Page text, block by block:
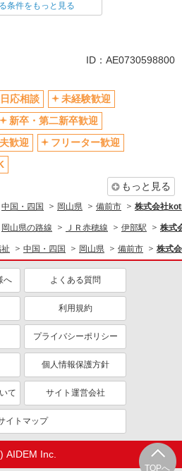
社会保険あり
条件をもっと見る
ID：AE0730598800
TOPへ
応相談
未経験歓迎
新卒・第二新卒歓迎
歓迎
フリーター歓迎
もっと見る
中国・四国 岡山県 備前市 株式会社
岡山県の路線 ＪＲ赤穂線 伊部駅 株式
中国・四国 岡山県 備前市 株式
へ よくある質問
利用規約
プライバシーポリシー
個人情報保護方針
て サイト運営会社
イトマップ
AIDEM Inc.